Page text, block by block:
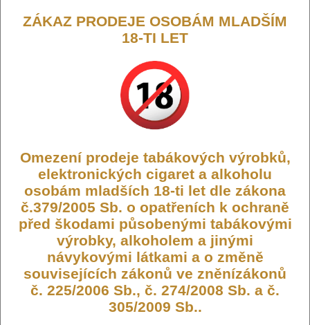
ZÁKAZ PRODEJE OSOBÁM MLADŠÍM
18-TI LET
Omezení prodeje tabákových výrobků,
elektronických cigaret a alkoholu
osobám mladších 18-ti let dle zákona
č.379/2005 Sb. o opatřeních k ochraně
před škodami působenými tabákovými
výrobky, alkoholem a jinými
návykovými látkami a o změně
souvisejících zákonů ve zněnízákonů
č. 225/2006 Sb., č. 274/2008 Sb. a č.
305/2009 Sb..